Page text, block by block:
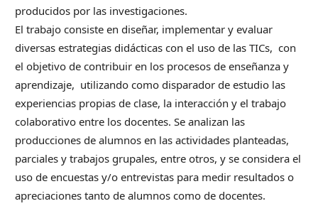
producidos por las investigaciones.
El trabajo consiste en diseñar, implementar y evaluar
diversas estrategias didácticas con el uso de las TICs, con
el objetivo de contribuir en los procesos de enseñanza y
aprendizaje, utilizando como disparador de estudio las
experiencias propias de clase, la interacción y el trabajo
colaborativo entre los docentes. Se analizan las
producciones de alumnos en las actividades planteadas,
parciales y trabajos grupales, entre otros, y se considera el
uso de encuestas y/o entrevistas para medir resultados o
apreciaciones tanto de alumnos como de docentes.